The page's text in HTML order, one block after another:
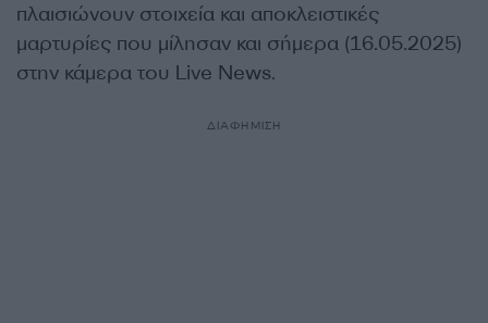
πλαισιώνουν στοιχεία και αποκλειστικές
μαρτυρίες που μίλησαν και σήμερα (16.05.2025)
στην κάμερα του Live News.
ΔΙΑΦΗΜΙΣΗ